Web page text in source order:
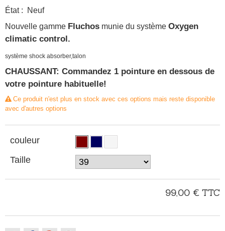
État :
Neuf
Nouvelle gamme Fluchos munie du système Oxygen
climatic control.
système shock absorber,talon
CHAUSSANT: Commandez 1 pointure en dessous de
votre pointure habituelle!
Ce produit n'est plus en stock avec ces options mais reste disponible
avec d'autres options
couleur
Taille
99,00 € TTC